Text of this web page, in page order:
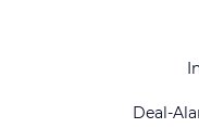
Deal-